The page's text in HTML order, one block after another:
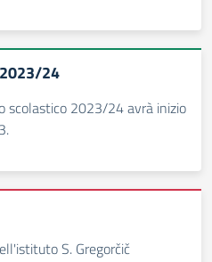
24
scolastico 2023/24 avrà inizio
S. Gregorčič